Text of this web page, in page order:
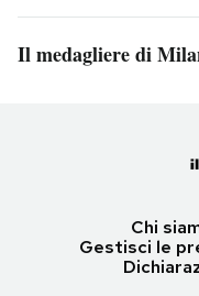
Il medagliere di
Chi
Gestisci le